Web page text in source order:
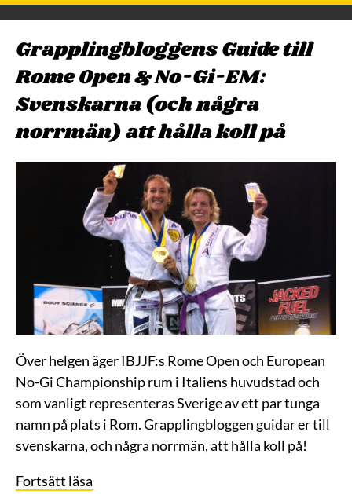
Grapplingbloggens Guide till
Rome Open & No-Gi-EM:
Svenskarna (och några
norrmän) att hålla koll på
Över helgen äger IBJJF:s Rome Open och European
No-Gi Championship rum i Italiens huvudstad och
som vanligt representeras Sverige av ett par tunga
namn på plats i Rom. Grapplingbloggen guidar er till
svenskarna, och några norrmän, att hålla koll på!
Fortsätt läsa